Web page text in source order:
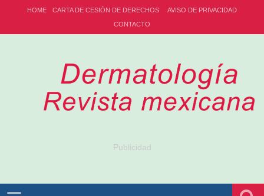
HOME CARTA DE CESIÓN DE DERECHOS
AVISO DE PRIVACIDAD
CONTACTO
Publicidad